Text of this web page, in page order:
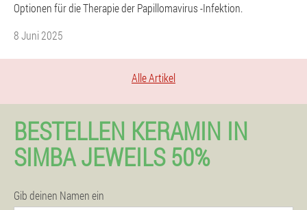
Optionen für die Therapie der Papillomavirus -Infektion.
8 Juni 2025
Alle Artikel
BESTELLEN KERAMIN IN
SIMBA JEWEILS 50%
Gib deinen Namen ein